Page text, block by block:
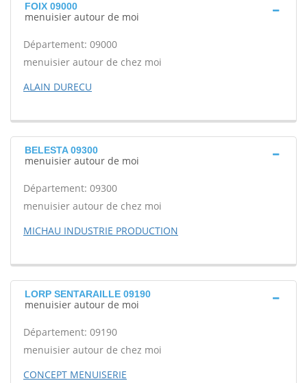
FOIX 09000
menuisier autour de moi
Département: 09000
menuisier autour de chez moi
ALAIN DURECU
BELESTA 09300
menuisier autour de moi
Département: 09300
menuisier autour de chez moi
MICHAU INDUSTRIE PRODUCTION
LORP SENTARAILLE 09190
menuisier autour de moi
Département: 09190
menuisier autour de chez moi
CONCEPT MENUISERIE